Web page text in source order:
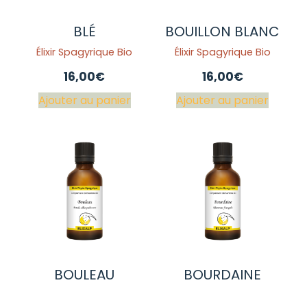
BLÉ
Élixir Spagyrique Bio
16,00€
Ajouter au panier
BOUILLON BLANC
Élixir Spagyrique Bio
16,00€
Ajouter au panier
BOULEAU BOURDAINE